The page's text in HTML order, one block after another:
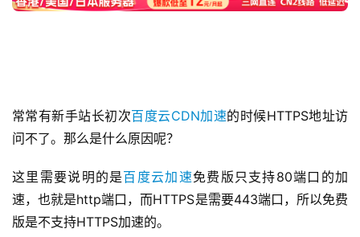
常常有新手站长初次百度云CDN加速的时候HTTPS地址访
问不了。那么是什么原因呢？
这里需要说明的是百度云加速免费版只支持80端口的加
速，也就是http端口，而HTTPS是需要443端口，所以免费
版是不支持HTTPS加速的。